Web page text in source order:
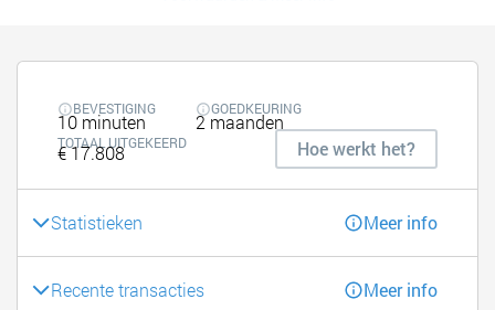
BEVESTIGING
10 minuten
GOEDKEURING
2 maanden
TOTAAL UITGEKEERD
€ 17.808 Hoe werkt het?
Statistieken Meer info
Recente transacties Meer info